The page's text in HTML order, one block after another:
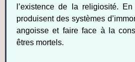
l’existence de la religiosité.
produisent des systèmes
angoisse et faire face à la
êtres mortels.